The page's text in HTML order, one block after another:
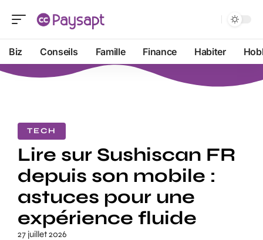
Biz Conseils Famille Finance Habiter
TECH
Lire sur Sushiscan FR
depuis son mobile :
astuces pour une
expérience fluide
27 juillet 2026